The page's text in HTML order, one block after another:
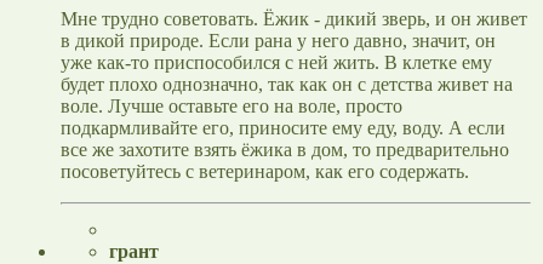
Мне трудно советовать. Ёжик - дикий зверь, и он живет
в дикой природе. Если рана у него давно, значит, он
уже как-то приспособился с ней жить. В клетке ему
будет плохо однозначно, так как он с детства живет на
воле. Лучше оставьте его на воле, просто
подкармливайте его, приносите ему еду, воду. А если
все же захотите взять ёжика в дом, то предварительно
посоветуйтесь с ветеринаром, как его содержать.
грант